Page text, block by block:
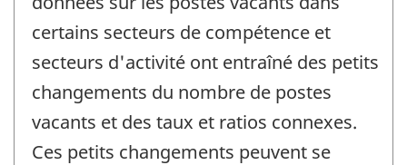
certains secteurs de compétence et
secteurs d'activité ont entraîné des petits
changements du nombre de postes
vacants et des taux et ratios connexes.
Ces petits changements peuvent se